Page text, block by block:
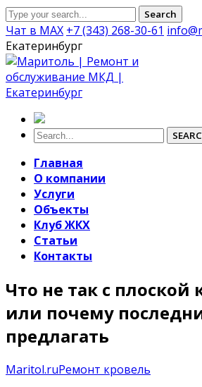
Search
Чат в MAX +7 (343) 268-30-61
Екатеринбург
Главная
О компании
Услуги
Объекты
Клуб ЖКХ
Статьи
Контакты
Что не так с плоской
или почему
предлагать
Maritol.ruРемонт кровель